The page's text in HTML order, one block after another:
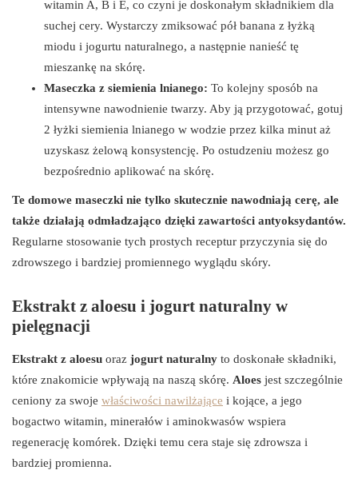
witamin A, B i E, co czyni je doskonałym składnikiem dla
suchej cery. Wystarczy zmiksować pół banana z łyżką
miodu i jogurtu naturalnego, a następnie nanieść tę
mieszankę na skórę.
Maseczka z siemienia lnianego: To kolejny sposób na
intensywne nawodnienie twarzy. Aby ją przygotować, gotuj
2 łyżki siemienia lnianego w wodzie przez kilka minut aż
uzyskasz żelową konsystencję. Po ostudzeniu możesz go
bezpośrednio aplikować na skórę.
Te domowe maseczki nie tylko skutecznie nawodniają cerę, ale
także działają odmładzająco dzięki zawartości antyoksydantów.
Regularne stosowanie tych prostych receptur przyczynia się do
zdrowszego i bardziej promiennego wyglądu skóry.
Ekstrakt z aloesu i jogurt naturalny w
pielęgnacji
Ekstrakt z aloesu oraz jogurt naturalny to doskonałe składniki,
które znakomicie wpływają na naszą skórę. Aloes jest szczególnie
ceniony za swoje właściwości nawilżające i kojące, a jego
bogactwo witamin, minerałów i aminokwasów wspiera
regenerację komórek. Dzięki temu cera staje się zdrowsza i
bardziej promienna.